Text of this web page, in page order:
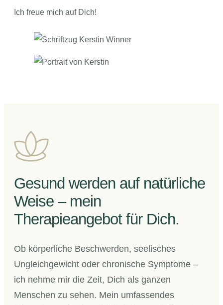
Ich freue mich auf Dich!
Gesund werden auf natürliche
Weise – mein
Therapieangebot für Dich.
Ob körperliche Beschwerden, seelisches
Ungleichgewicht oder chronische Symptome –
ich nehme mir die Zeit, Dich als ganzen
Menschen zu sehen. Mein umfassendes